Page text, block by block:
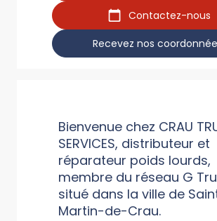
Contactez-nous
Recevez nos
Bienvenue chez CRAU
SERVICES, distributeur et
réparateur poids lourds,
membre du réseau G
situé dans la ville de
Martin-de-Crau.